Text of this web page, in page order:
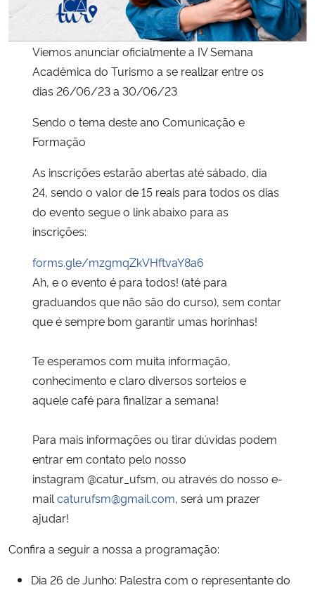
Ministério da Mulher, da Família e dos Direitos Humanos
Secretaria-Geral
Gabinete de Segurança Institucional
Banco Central do Brasil
Planalto
Viemos anunciar oficialmente a IV Semana
Acadêmica do Turismo a se realizar entre os
dias 26/06/23 a 30/06/23
Sendo o tema deste ano Comunicação e
Formação
As inscrições estarão abertas até sábado, dia
24, sendo o valor de 15 reais para todos os dias
do evento segue o link abaixo para as
inscrições:
forms.gle/mzgmqZkVHftvaY8a6
Ah, e o evento é para todos! (até para
graduandos que não são do curso), sem contar
que é sempre bom garantir umas horinhas!
Te esperamos com muita informação,
conhecimento e claro diversos sorteios e
aquele café para finalizar a semana!
Para mais informações ou tirar dúvidas podem
entrar em contato pelo nosso
instagram @catur_ufsm, ou através do nosso e-
mail caturufsm@gmail.com, será um prazer
ajudar!
Confira a seguir a nossa a programação:
Dia 26 de Junho: Palestra com o representante do